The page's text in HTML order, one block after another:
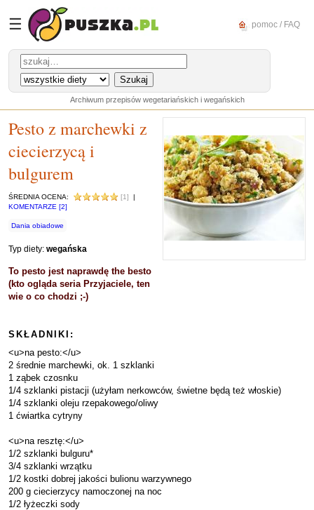
☰ pomoc / FAQ
Archiwum przepisów wegetariańskich i wegańskich
Pesto z marchewki z
ciecierzycą i
bulgurem
ŚREDNIA OCENA: [1]
|
KOMENTARZE [2]
Dania obiadowe
Typ diety: wegańska
To pesto jest naprawdę the besto
(kto ogląda seria Przyjaciele, ten
wie o co chodzi ;-)
SKŁADNIKI:
<u>na pesto:</u>
2 średnie marchewki, ok. 1 szklanki
1 ząbek czosnku
1/4 szklanki pistacji (użyłam nerkowców, świetne będą też włoskie)
1/4 szklanki oleju rzepakowego/oliwy
1 ćwiartka cytryny
<u>na resztę:</u>
1/2 szklanki bulguru*
3/4 szklanki wrzątku
1/2 kostki dobrej jakości bulionu warzywnego
200 g ciecierzycy namoczonej na noc
1/2 łyżeczki sody